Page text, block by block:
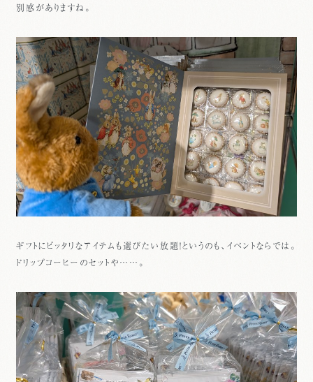
別感がありますね。
ギフトにピッタリなアイテムも選びたい放題！というのも、イベントならでは。
ドリップコーヒーのセットや……。